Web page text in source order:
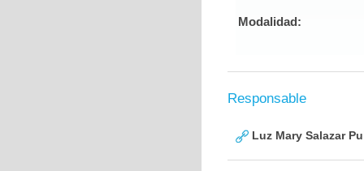
Modalidad:
Responsable
Luz Mary Salazar